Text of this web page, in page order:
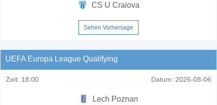
CS U Craiova
Sehen Vorhersage
UEFA Europa League Qualifying
Zeit: 18:00 Datum: 2026-08-06
Lech Poznan